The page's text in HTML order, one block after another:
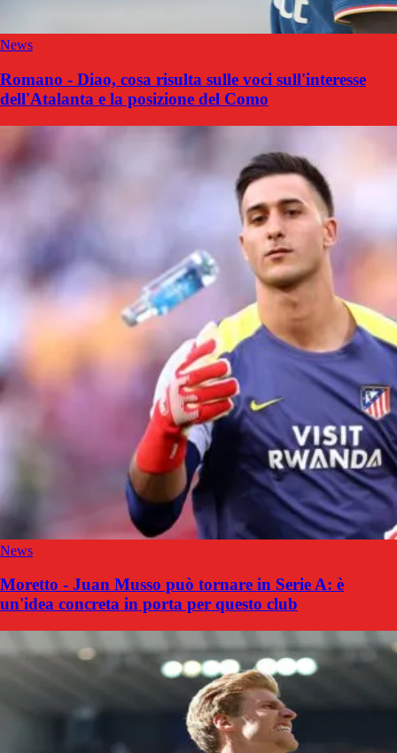
News
Romano - Diao, cosa risulta sulle voci sull'interesse
dell'Atalanta e la posizione del Como
News
Moretto - Juan Musso può tornare in Serie A: è
un'idea concreta in porta per questo club